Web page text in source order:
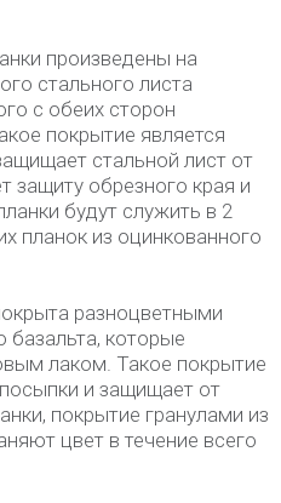
произведены на
стального листа
с обеих сторон
покрытие является
стальной лист от
защиту обрезного края и
будут служить в 2
планок из оцинкованного
разноцветными
базальта, которые
лаком. Такое покрытие
и защищает от
покрытие гранулами из
цвет в течение всего